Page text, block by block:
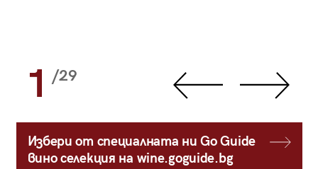
1 /29
Избери от специалната ни Go Guide
вино селекция на wine.goguide.bg